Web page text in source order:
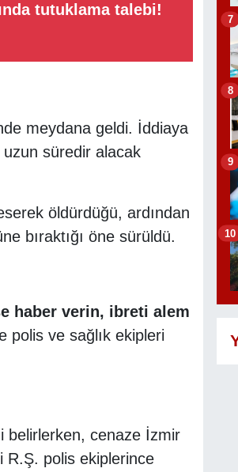
tutuklama talebi!
meydana geldi. İddiaya
süredir alacak
öldürdüğü, ardından
bıraktığı öne sürüldü.
haber verin, ibreti alem
polis ve sağlık ekipleri
belirlerken, cenaze İzmir
R.Ş. polis ekiplerince
7
8
9
10